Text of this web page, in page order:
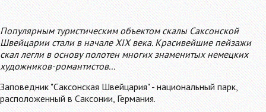
Популярным туристическим объектом скалы Саксонской
Швейцарии стали в начале XIX века. Красивейшие пейзажи
скал легли в основу полотен многих знаменитых немецких
художников-романтистов...
Заповедник "Саксонская Швейцария" - национальный парк,
расположенный в Саксонии, Германия.